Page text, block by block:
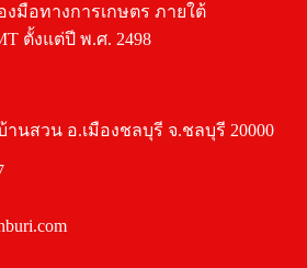
มือทางการเกษตร ภายใต้
ตั้งแต่ปี พ.ศ. 2498
นสวน อ.เมืองชลบุรี จ.ชลบุรี 20000